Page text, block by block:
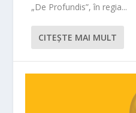
„De Profundis”, în regia...
CITEŞTE MAI MULT